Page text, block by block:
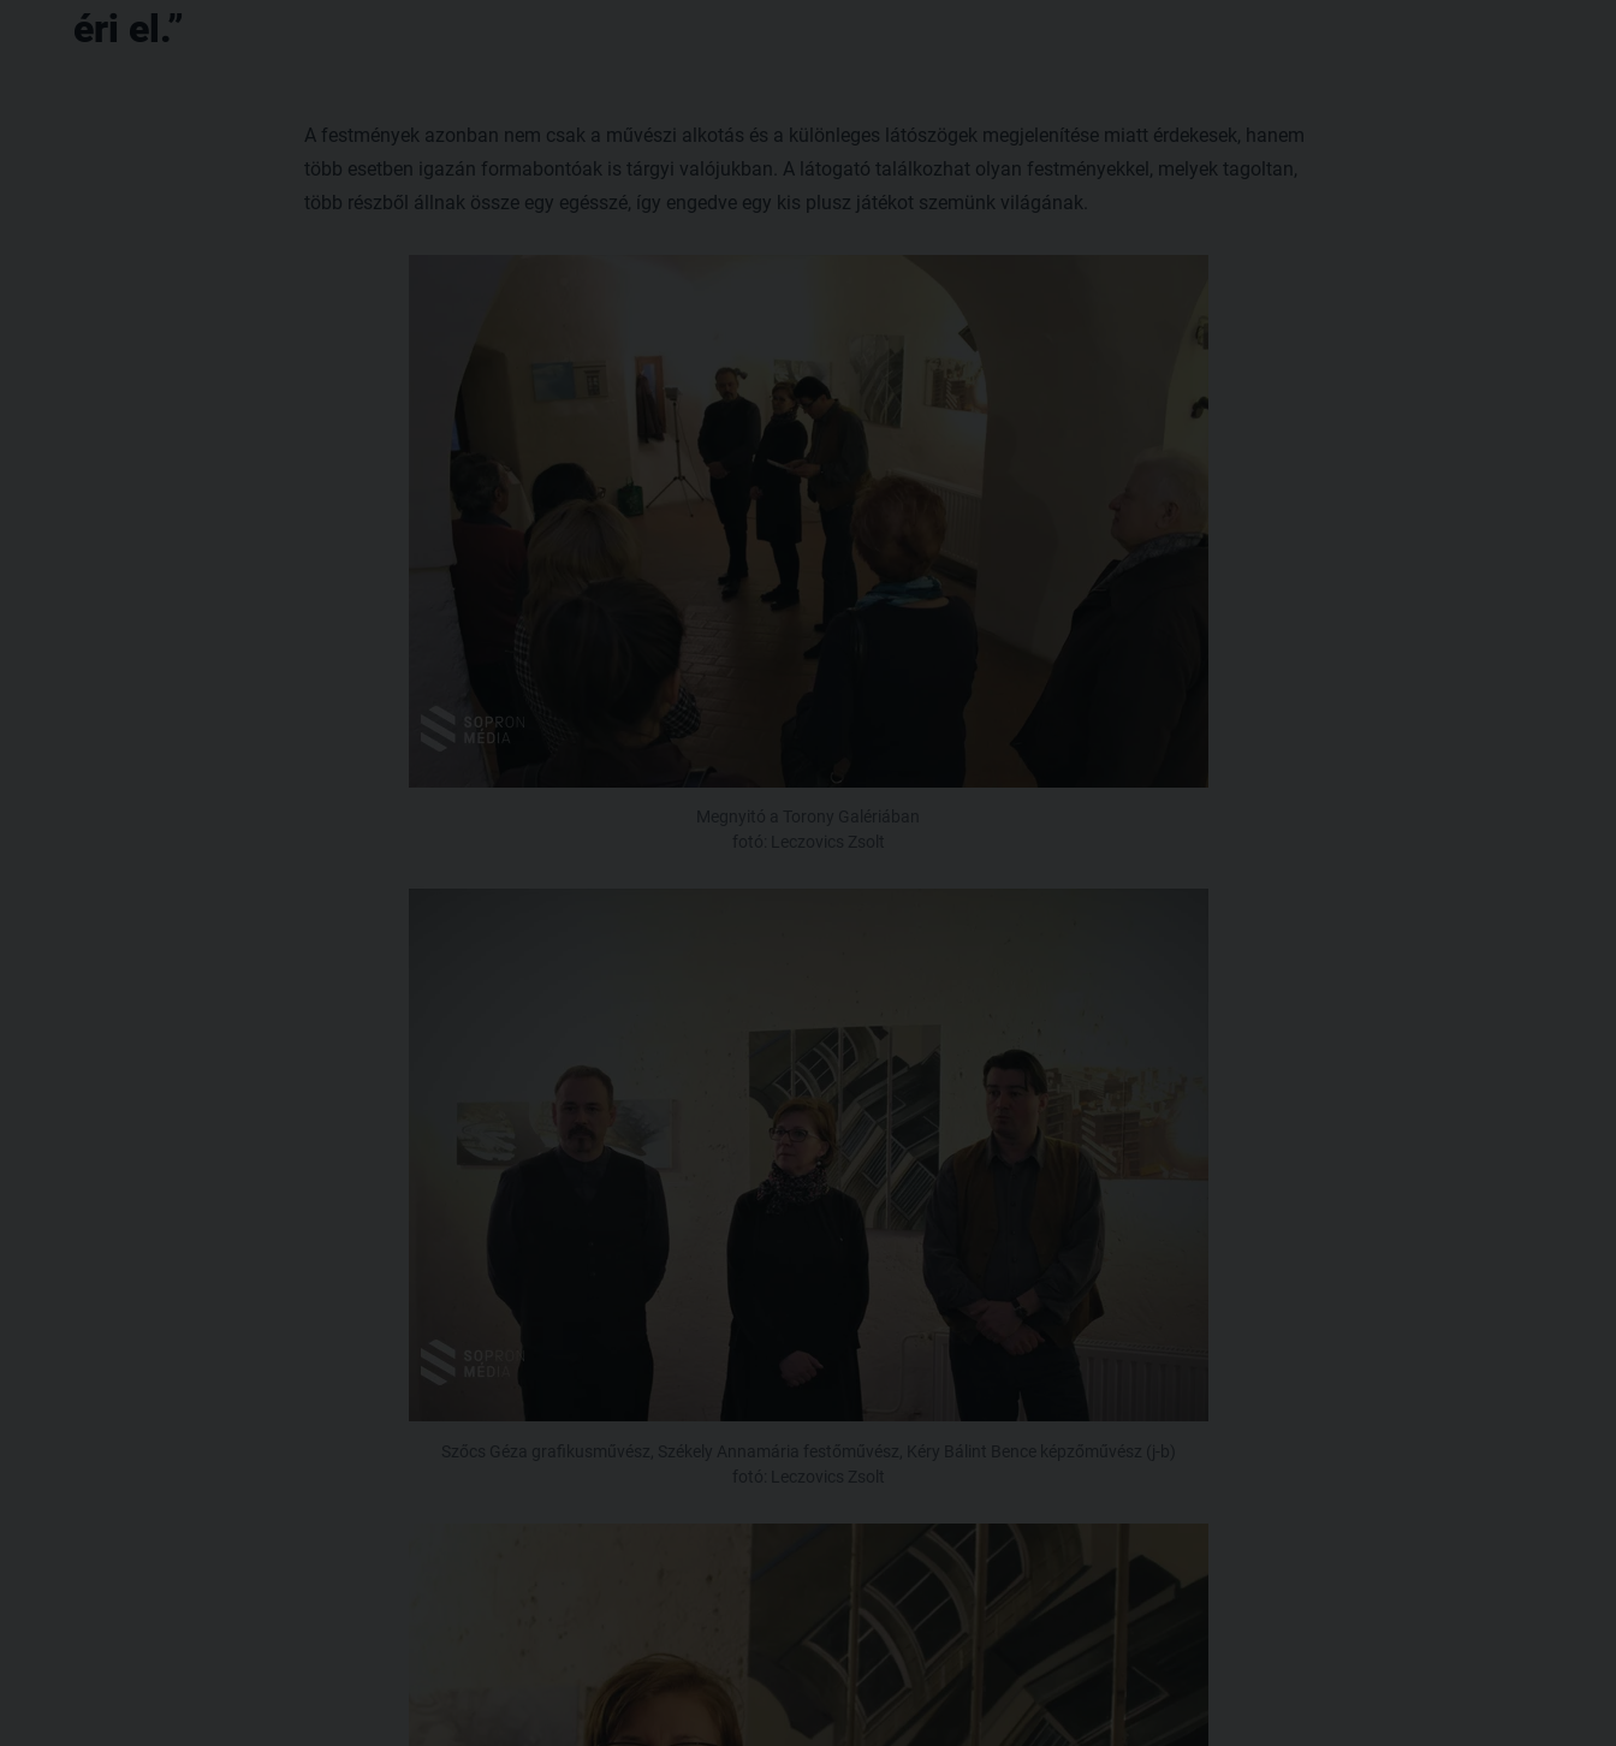
éri el.
A festmények azonban nem csak a művészi alkotás és a különleges látószögek megjelenítése miatt érdekesek, hanem
több esetben igazán formabontóak is tárgyi valójukban. A látogató találkozhat olyan festményekkel, melyek tagoltan,
több részből állnak össze egy egésszé, így engedve egy kis plusz játékot szemünk világának.